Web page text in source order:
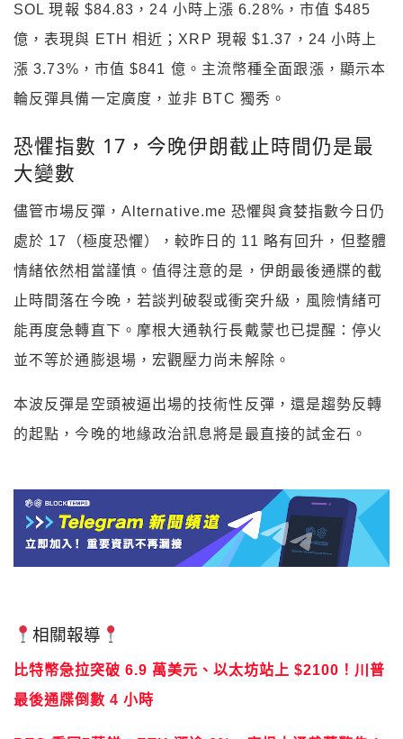
SOL 現報 $84.83，24 小時上漲 6.28%，市值 $485
億，表現與 ETH 相近；XRP 現報 $1.37，24 小時上
漲 3.73%，市值 $841 億。主流幣種全面跟漲，顯示本
輪反彈具備一定廣度，並非 BTC 獨秀。
恐懼指數 17，今晚伊朗截止時間仍是最
大變數
儘管市場反彈，Alternative.me 恐懼與貪婪指數今日仍
處於 17（極度恐懼），較昨日的 11 略有回升，但整體
情緒依然相當謹慎。值得注意的是，伊朗最後通牒的截
止時間落在今晚，若談判破裂或衝突升級，風險情緒可
能再度急轉直下。摩根大通執行長戴蒙也已提醒：停火
並不等於通膨退場，宏觀壓力尚未解除。
本波反彈是空頭被逼出場的技術性反彈，還是趨勢反轉
的起點，今晚的地緣政治訊息將是最直接的試金石。
相關報導
比特幣急拉突破 6.9 萬美元、以太坊站上 $2100！川普
最後通牒倒數 4 小時